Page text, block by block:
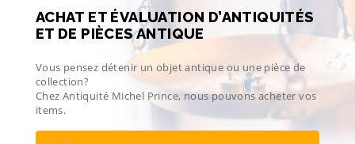
ACHAT ET ÉVALUATION D’ANTIQUITÉS
ET DE PIÈCES ANTIQUE
Vous pensez détenir un objet antique ou une pièce de
collection?
Chez Antiquité Michel Prince, nous pouvons acheter vos
items.